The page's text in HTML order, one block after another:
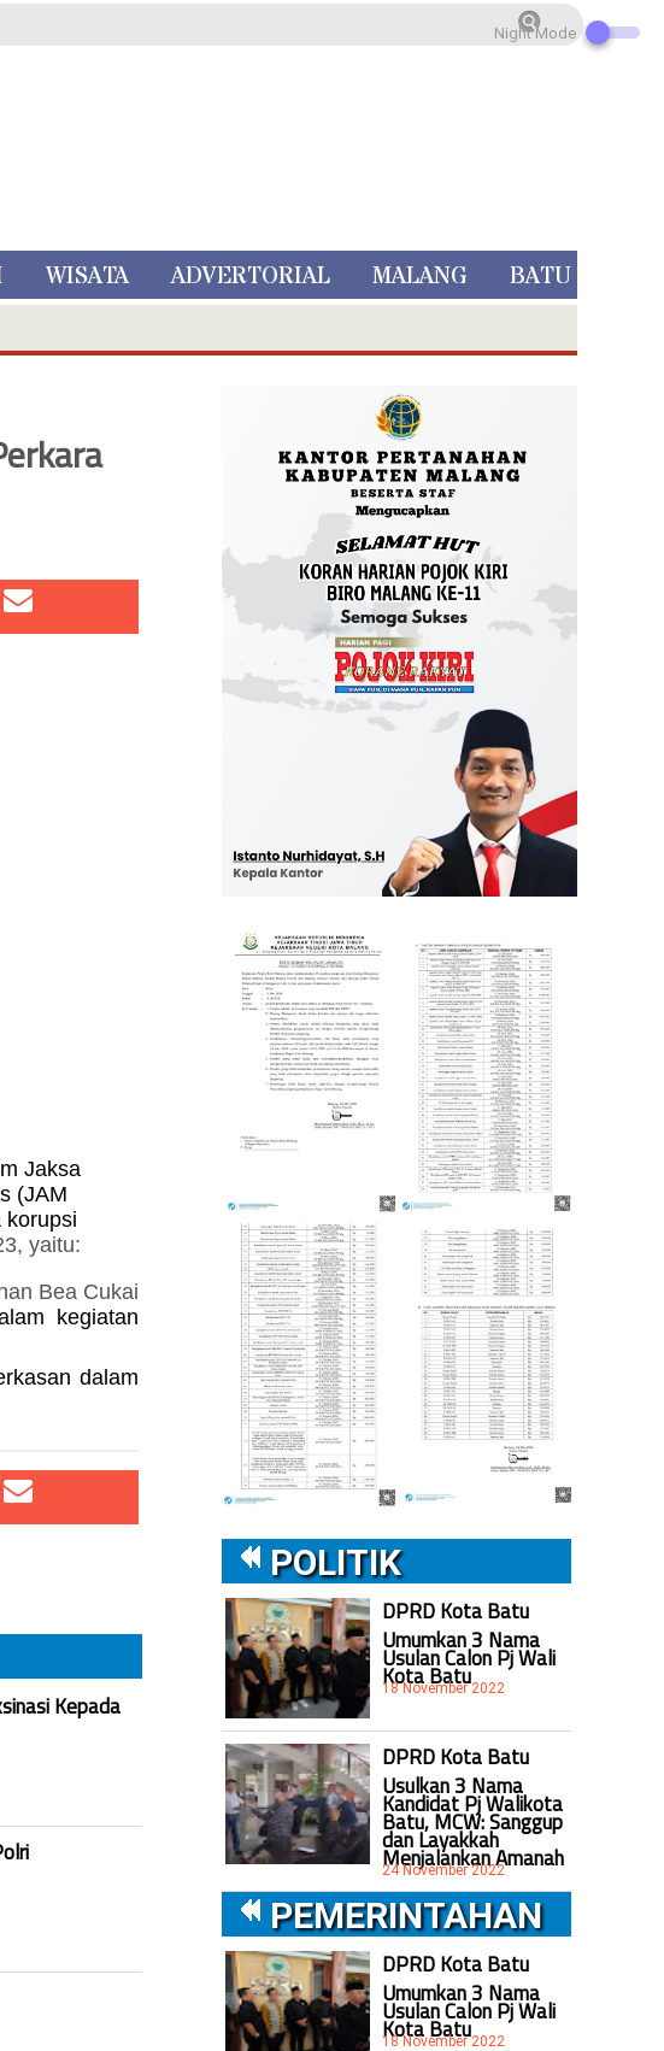
WISATA ADVERTORIAL MALANG BATU
HQ Total Hadiah Rp 5 Juta
Jaksa
(JAM
korupsi
yaitu:
Bea Cukai
kegiatan
dalam
Kepada
POLITIK
DPRD Kota Batu
Umumkan 3 Nama
Usulan Calon Pj Wali
Kota Batu
18 November 2022
DPRD Kota Batu
Usulkan 3 Nama
Kandidat Pj Walikota
Batu, MCW: Sanggup
dan Layakkah
Menjalankan Amanah
24 November 2022
PEMERINTAHAN
DPRD Kota Batu
Umumkan 3 Nama
Usulan Calon Pj Wali
Kota Batu
18 November 2022
Night Mode